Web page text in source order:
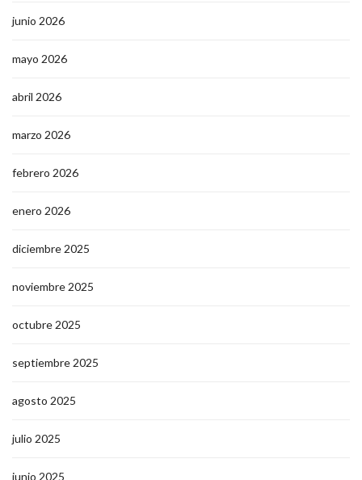
junio 2026
mayo 2026
abril 2026
marzo 2026
febrero 2026
enero 2026
diciembre 2025
noviembre 2025
octubre 2025
septiembre 2025
agosto 2025
julio 2025
junio 2025